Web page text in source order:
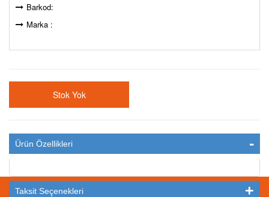
Barkod:
Marka :
Stok Yok
Ürün Özellikleri
Taksit Seçenekleri